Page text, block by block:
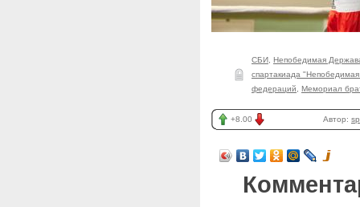
СБИ Непобедимая
спартакиада
федераций
Мемориал
+8.00 Автор: